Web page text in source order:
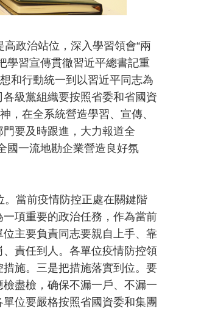
政治站位，深入學習領會“兩
學習宣傳貫徹習近平總書記重
和行動統一到以習近平同志為
級黨組織要按照省委和省國資
，在全系統營造學習、宣傳、
要及時跟進，大力報道全
國一流地勘企業營造良好氛
當前疫情防控正處在關鍵階
項重要的政治任務，作為當前
主要負責同志要親自上手、靠
責任到人。各單位疫情防控領
施。三是把措施落實到位。要
盡檢，确保不漏一戶、不漏一
位要嚴格按照省國資委和集團